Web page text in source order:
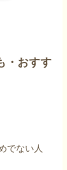
・おすす
でない人